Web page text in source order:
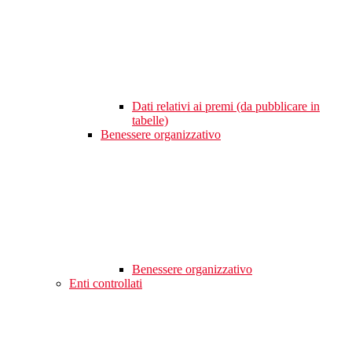
Dati relativi ai premi (da pubblicare in
tabelle)
Benessere organizzativo
Benessere organizzativo
Enti controllati